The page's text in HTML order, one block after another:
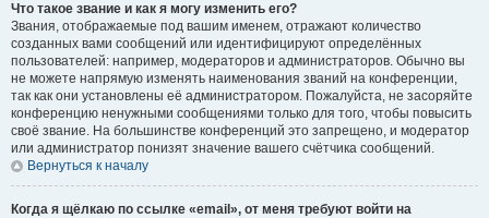
Что такое звание и как я могу изменить его?
Звания, отображаемые под вашим именем, отражают количество
созданных вами сообщений или идентифицируют определённых
пользователей: например, модераторов и администраторов. Обычно вы
не можете напрямую изменять наименования званий на конференции,
так как они установлены её администратором. Пожалуйста, не засоряйте
конференцию ненужными сообщениями только для того, чтобы повысить
своё звание. На большинстве конференций это запрещено, и модератор
или администратор понизят значение вашего счётчика сообщений.
Вернуться к началу
Когда я щёлкаю по ссылке «email», от меня требуют войти на